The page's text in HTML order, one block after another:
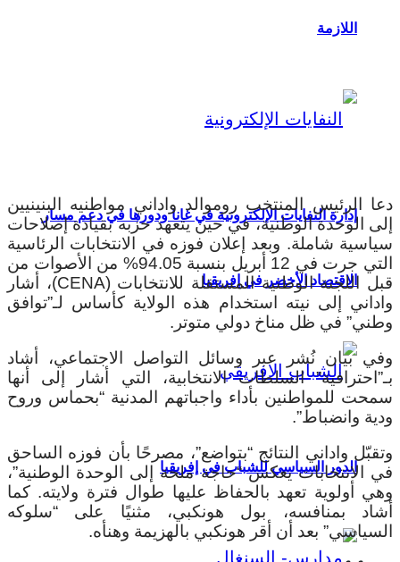
اللازمة
إدارة النفايات الإلكترونية في غانا ودورها في دعم مسار
الاقتصاد الأخضر في إفريقيا
الدور السياسي للشباب في إفريقيا
دعا الرئيس المنتخب روموالد واداني مواطنيه البنينيين
إلى الوحدة الوطنية، في حين يتعهد حزبه بقيادة إصلاحات
سياسية شاملة. وبعد إعلان فوزه في الانتخابات الرئاسية
التي جرت في 12 أبريل بنسبة 94.05% من الأصوات من
قبل اللجنة الوطنية المستقلة للانتخابات (CENA)، أشار
واداني إلى نيته استخدام هذه الولاية كأساس لـ”توافق
وطني” في ظل مناخ دولي متوتر.
وفي بيان نُشر عبر وسائل التواصل الاجتماعي، أشاد
بـ”احترافية” السلطات الانتخابية، التي أشار إلى أنها
سمحت للمواطنين بأداء واجباتهم المدنية “بحماس وروح
ودية وانضباط”.
وتقبّل واداني النتائج “بتواضع”، مصرحًا بأن فوزه الساحق
في الانتخابات يعكس “حاجة ملحة إلى الوحدة الوطنية”،
وهي أولوية تعهد بالحفاظ عليها طوال فترة ولايته. كما
أشاد بمنافسه، بول هونكبي، مثنيًا على “سلوكه
السياسي” بعد أن أقر هونكبي بالهزيمة وهنأه.